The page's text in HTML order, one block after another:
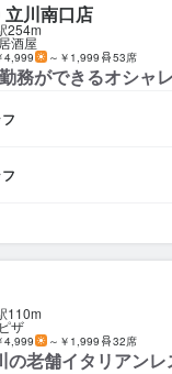
川南口店
254m
酒屋
4,999 ～￥1,999 53席
務ができるオシャ
110m
ザ
4,999 ～￥1,999 32席
の老舗イタリアン